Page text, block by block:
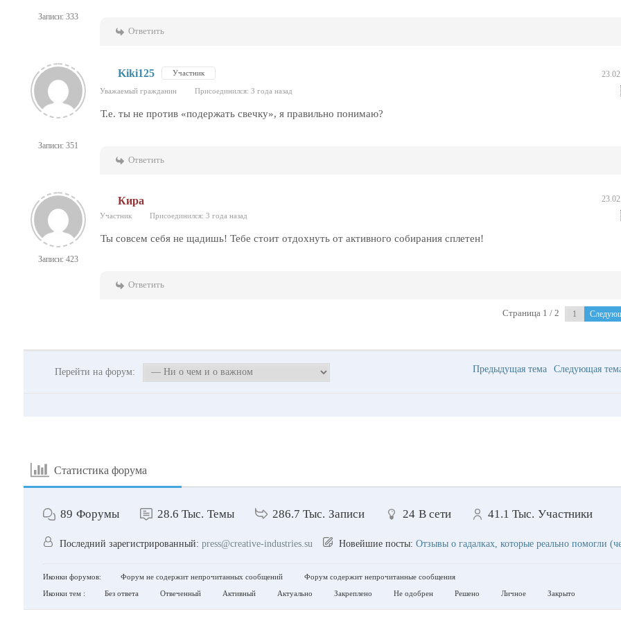
Записи: 333
Ответить
Записи: 351
Kiki125 Участник
Уважаемый гражданин Присоединился: 3 года назад
Т.е. ты не против «подержать свечку», я правильно понимаю?
Ответить
Записи: 423
Кира
Участник Присоединился: 3 года назад
Ты совсем себя не щадишь! Тебе стоит отдохнуть от активного собирания сплетен!
Ответить
Страница 1 / 2
Перейти на форум: Предыдущая тема Следующая
Статистика форума
89 Форумы 28.6 Тыс. Темы 286.7 Тыс. Записи 24 В сети 41.1 Тыс. Участники
Последний зарегистрированный: press@creative-industries.su Новейшие посты: Отзывы о гадалках, которые реально помогли
Иконки форумов: Форум не содержит непрочитанных сообщений
Форум содержит непрочитанные сообщения
Иконки тем :
Без ответа Отвеченный Активный Актуально Закреплено Не одобрен Решено Личное Закрыто